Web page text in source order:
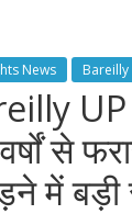
News Bareilly
UP
से
में बड़ी